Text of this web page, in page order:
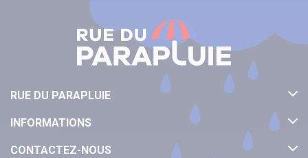
RUE DU PARAPLUIE
INFORMATIONS
CONTACTEZ-NOUS